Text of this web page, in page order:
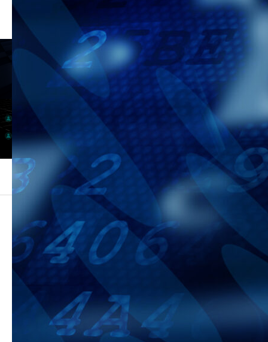
COMPANY SERVICE
事業内容
PROJECT RECRUIT
採用情報
個人情報保護方針 情報セキュリティ基本方針
Copyright © LinesWare Inc.